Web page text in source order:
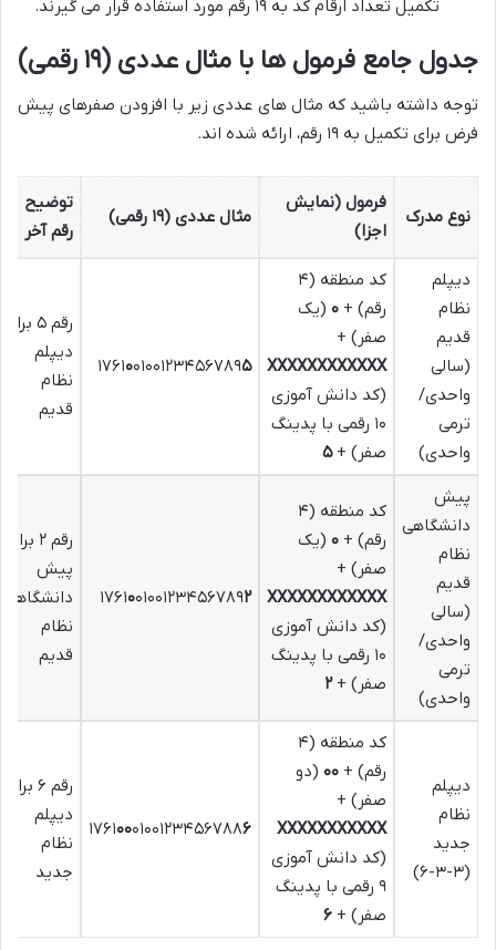
تکمیل تعداد ارقام کد به ۱۹ رقم مورد استفاده قرار می گیرند.
جدول جامع فرمول ها با مثال عددی (۱۹ رقمی)
توجه داشته باشید که مثال های عددی زیر با افزودن صفرهای پیش
فرض برای تکمیل به ۱۹ رقم، ارائه شده اند.
نوع مدرک
فرمول (نمایش
اجزا)
مثال عددی (۱۹ رقمی)
توضیح
رقم آخر
دیپلم
نظام
قدیم
(سالی
واحدی/
ترمی
واحدی)
کد منطقه (۴
رقم) + ۰ (یک
صفر) +
XXXXXXXXXXXX
(کد دانش آموزی
۱۰ رقمی با پدینگ
صفر) +۵
۱۷۶۱۰۰۱۰۰۱۲۳۴۵۶۷۸۹۵
رقم ۵ برای
دیپلم
نظام
قدیم
پیش
دانشگاهی
نظام
قدیم
(سالی
واحدی/
ترمی
واحدی)
کد منطقه (۴
رقم) + ۰ (یک
صفر) +
XXXXXXXXXXXX
(کد دانش آموزی
۱۰ رقمی با پدینگ
صفر) +۲
۱۷۶۱۰۰۱۰۰۱۲۳۴۵۶۷۸۹۲
رقم ۲ برای
پیش
دانشگاهی
نظام
قدیم
دیپلم
نظام
جدید
(۳-۳-۶)
کد منطقه (۴
رقم) + ۰۰ (دو
صفر) +
XXXXXXXXXXX
(کد دانش آموزی
۹ رقمی با پدینگ
صفر) + ۶
۱۷۶۱۰۰۰۱۰۰۱۲۳۴۵۶۷۸۸۶
رقم ۶ برای
دیپلم
نظام
جدید